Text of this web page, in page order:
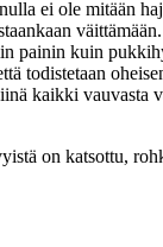
ei ole mitään
painin kuin
todistetaan
kaikki vauvasta
on katsottu,